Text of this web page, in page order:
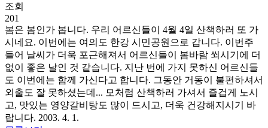
조회
201
봄은 봄인가 봅니다. 우리 어르신들이 4월 4일 산책하러 또 가
시네요. 이번에는 여의도 한강 시민공원으로 갑니다. 이번주
들어 날씨가 더욱 포근해져서 어르신들이 봄바람 쐬시기에 더
없이 좋은 날인 것 같습니다. 지난 번에 가지 못하신 어르신들
도 이번에는 함께 가신다고 합니다. 그동안 거동이 불편하셔서
외출도 잘 못하셨는데... 모처럼 산책하러 가셔서 즐겁게 노시
고, 맛있는 영양갈비탕도 많이 드시고, 더욱 건강해지시기 바
랍니다. 2003. 4. 1.